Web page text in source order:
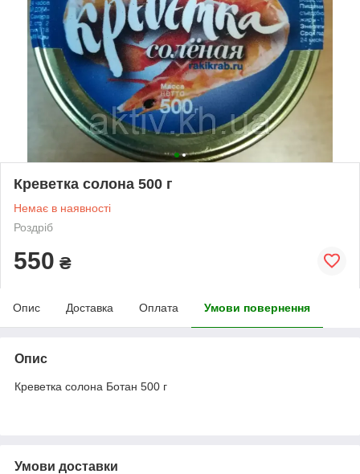
Креветка солона 500 г
Немає в наявності
Роздріб
550 ₴
Опис Доставка Оплата Умови повернення
Опис
Креветка солона Ботан 500 г
Умови доставки